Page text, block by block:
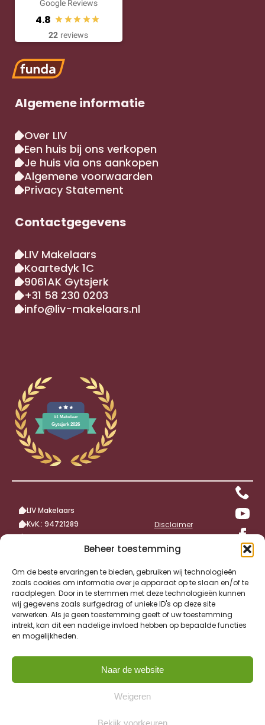
Beheer toestemming
Om de beste ervaringen te bieden, gebruiken wij technologieën
zoals cookies om informatie over je apparaat op te slaan en/of te
raadplegen. Door in te stemmen met deze technologieën kunnen
wij gegevens zoals surfgedrag of unieke ID's op deze site
verwerken. Als je geen toestemming geeft of uw toestemming
intrekt, kan dit een nadelige invloed hebben op bepaalde functies
en mogelijkheden.
Naar de website
Weigeren
Bekijk voorkeuren
Google Reviews
4.8
22 reviews
Algemene informatie
Over LIV
Een huis bij ons verkopen
Je huis via ons aankopen
Algemene voorwaarden
Privacy Statement
Contactgegevens
LIV Makelaars
Koartedyk 1C
9061AK Gytsjerk
‪+31 58 230 0203‬
info@liv-makelaars.nl
LIV Makelaars
KvK.: 94721289
BTW nr.: NL866871226B01
Disclaimer
Wij zijn aangesloten bij: